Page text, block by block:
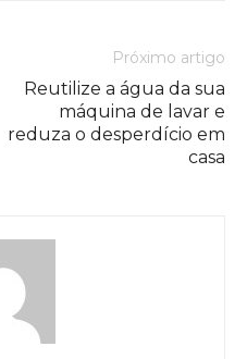
Próximo artigo
Reutilize a água da sua
máquina de lavar e
reduza o desperdício em
casa